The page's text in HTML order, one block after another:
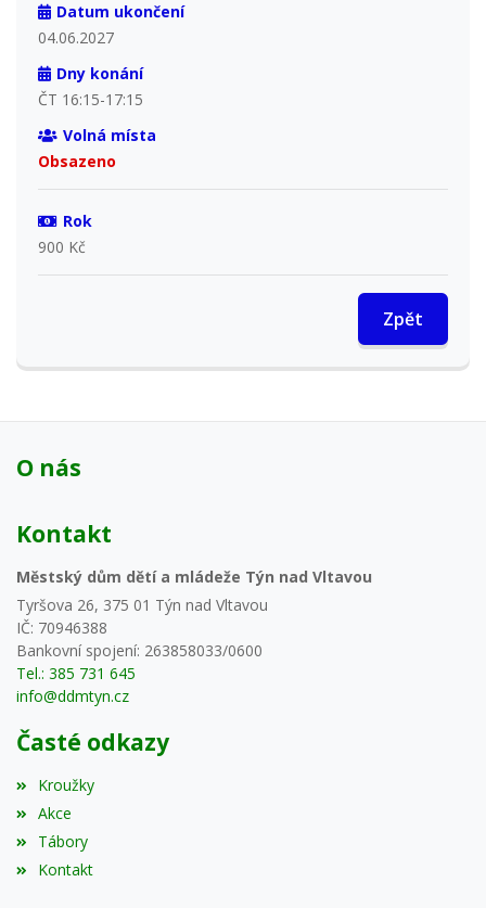
Datum ukončení
04.06.2027
Dny konání
ČT 16:15-17:15
Volná místa
Obsazeno
Rok
900 Kč
Zpět
O nás
Kontakt
Městský dům dětí a mládeže Týn nad Vltavou
Tyršova 26, 375 01 Týn nad Vltavou
IČ: 70946388
Bankovní spojení: 263858033/0600
Tel.: 385 731 645
info@ddmtyn.cz
Časté odkazy
Kroužky
Akce
Tábory
Kontakt